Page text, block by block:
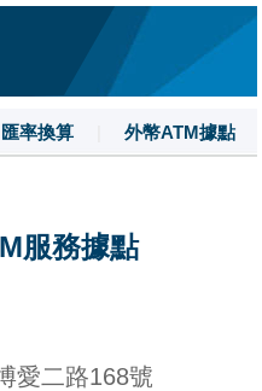
匯率換算 外幣ATM據點
服務據點
愛二路168號